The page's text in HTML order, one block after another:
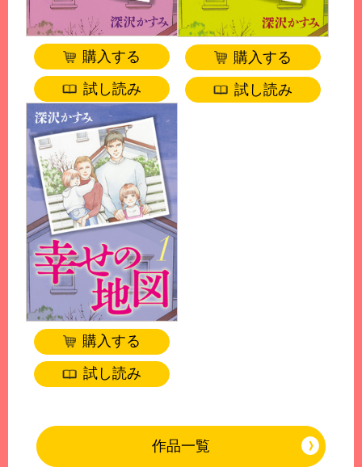
購入する
試し読み
購入する
試し読み
購入する
試し読み
作品一覧